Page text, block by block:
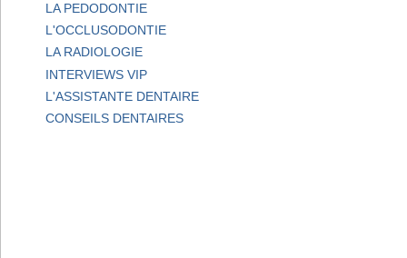
LA PEDODONTIE
L'OCCLUSODONTIE
LA RADIOLOGIE
INTERVIEWS VIP
L'ASSISTANTE DENTAIRE
CONSEILS DENTAIRES